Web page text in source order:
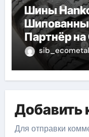
Шины
Партнёр
sib_ecometal
Добавить
Для отправки